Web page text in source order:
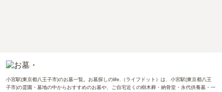
小宮駅(東京都八王子市)のお墓一覧。お墓探しのlife.（ライフドット）は、小宮駅(東京都八王
子市)の霊園・墓地の中からおすすめのお墓や、ご自宅近くの樹木葬・納骨堂・永代供養墓・一